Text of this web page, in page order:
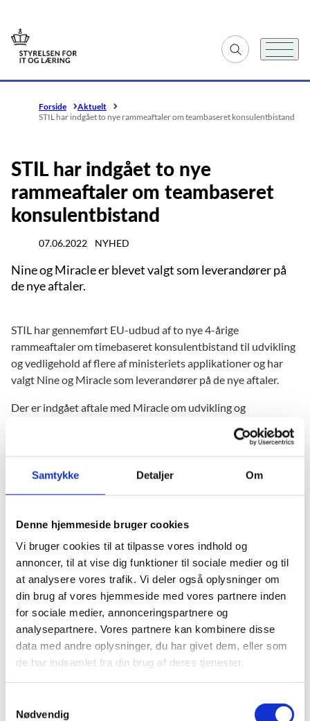
Samtykke Detaljer Om
Denne hjemmeside bruger cookies
Vi bruger cookies til at tilpasse vores indhold og
annoncer, til at vise dig funktioner til sociale medier og til
at analysere vores trafik. Vi deler også oplysninger om
din brug af vores hjemmeside med vores partnere inden
for sociale medier, annonceringspartnere og
analysepartnere. Vores partnere kan kombinere disse
data med andre oplysninger, du har givet dem, eller som
de har indsamlet fra din brug af deres tjenester.
Nødvendig
Gå til forsiden Fold søgefelt ud
Menu
Forside
Aktuelt
STIL har indgået to nye rammeaftaler om teambaseret konsulentbistand
STIL har indgået to nye
rammeaftaler om teambaseret
konsulentbistand
07.06.2022 NYHED
Nine og Miracle er blevet valgt som leverandører på
de nye aftaler.
STIL har gennemført EU-udbud af to nye 4-årige
rammeaftaler om timebaseret konsulentbistand til udvikling
og vedligehold af flere af ministeriets applikationer og har
valgt Nine og Miracle som leverandører på de nye aftaler.
Der er indgået aftale med Miracle om udvikling og
(TOP-kontrakten), som omfatter applikationerne
Optagelse.dk, Ny Optagelse, KOT-systemet og
Fordelingssystemet.
på forretningsområdet Infrastruktur og Dataudveksling
(IDA-kontrakten), som omfatter applikationerne Unilogin,
EDUP, Integrationsplatform, Tilslutning, Brugerdatabasen,
Elevadministration, Elevdatabasen og Institutionsregisteret.
Kontakt